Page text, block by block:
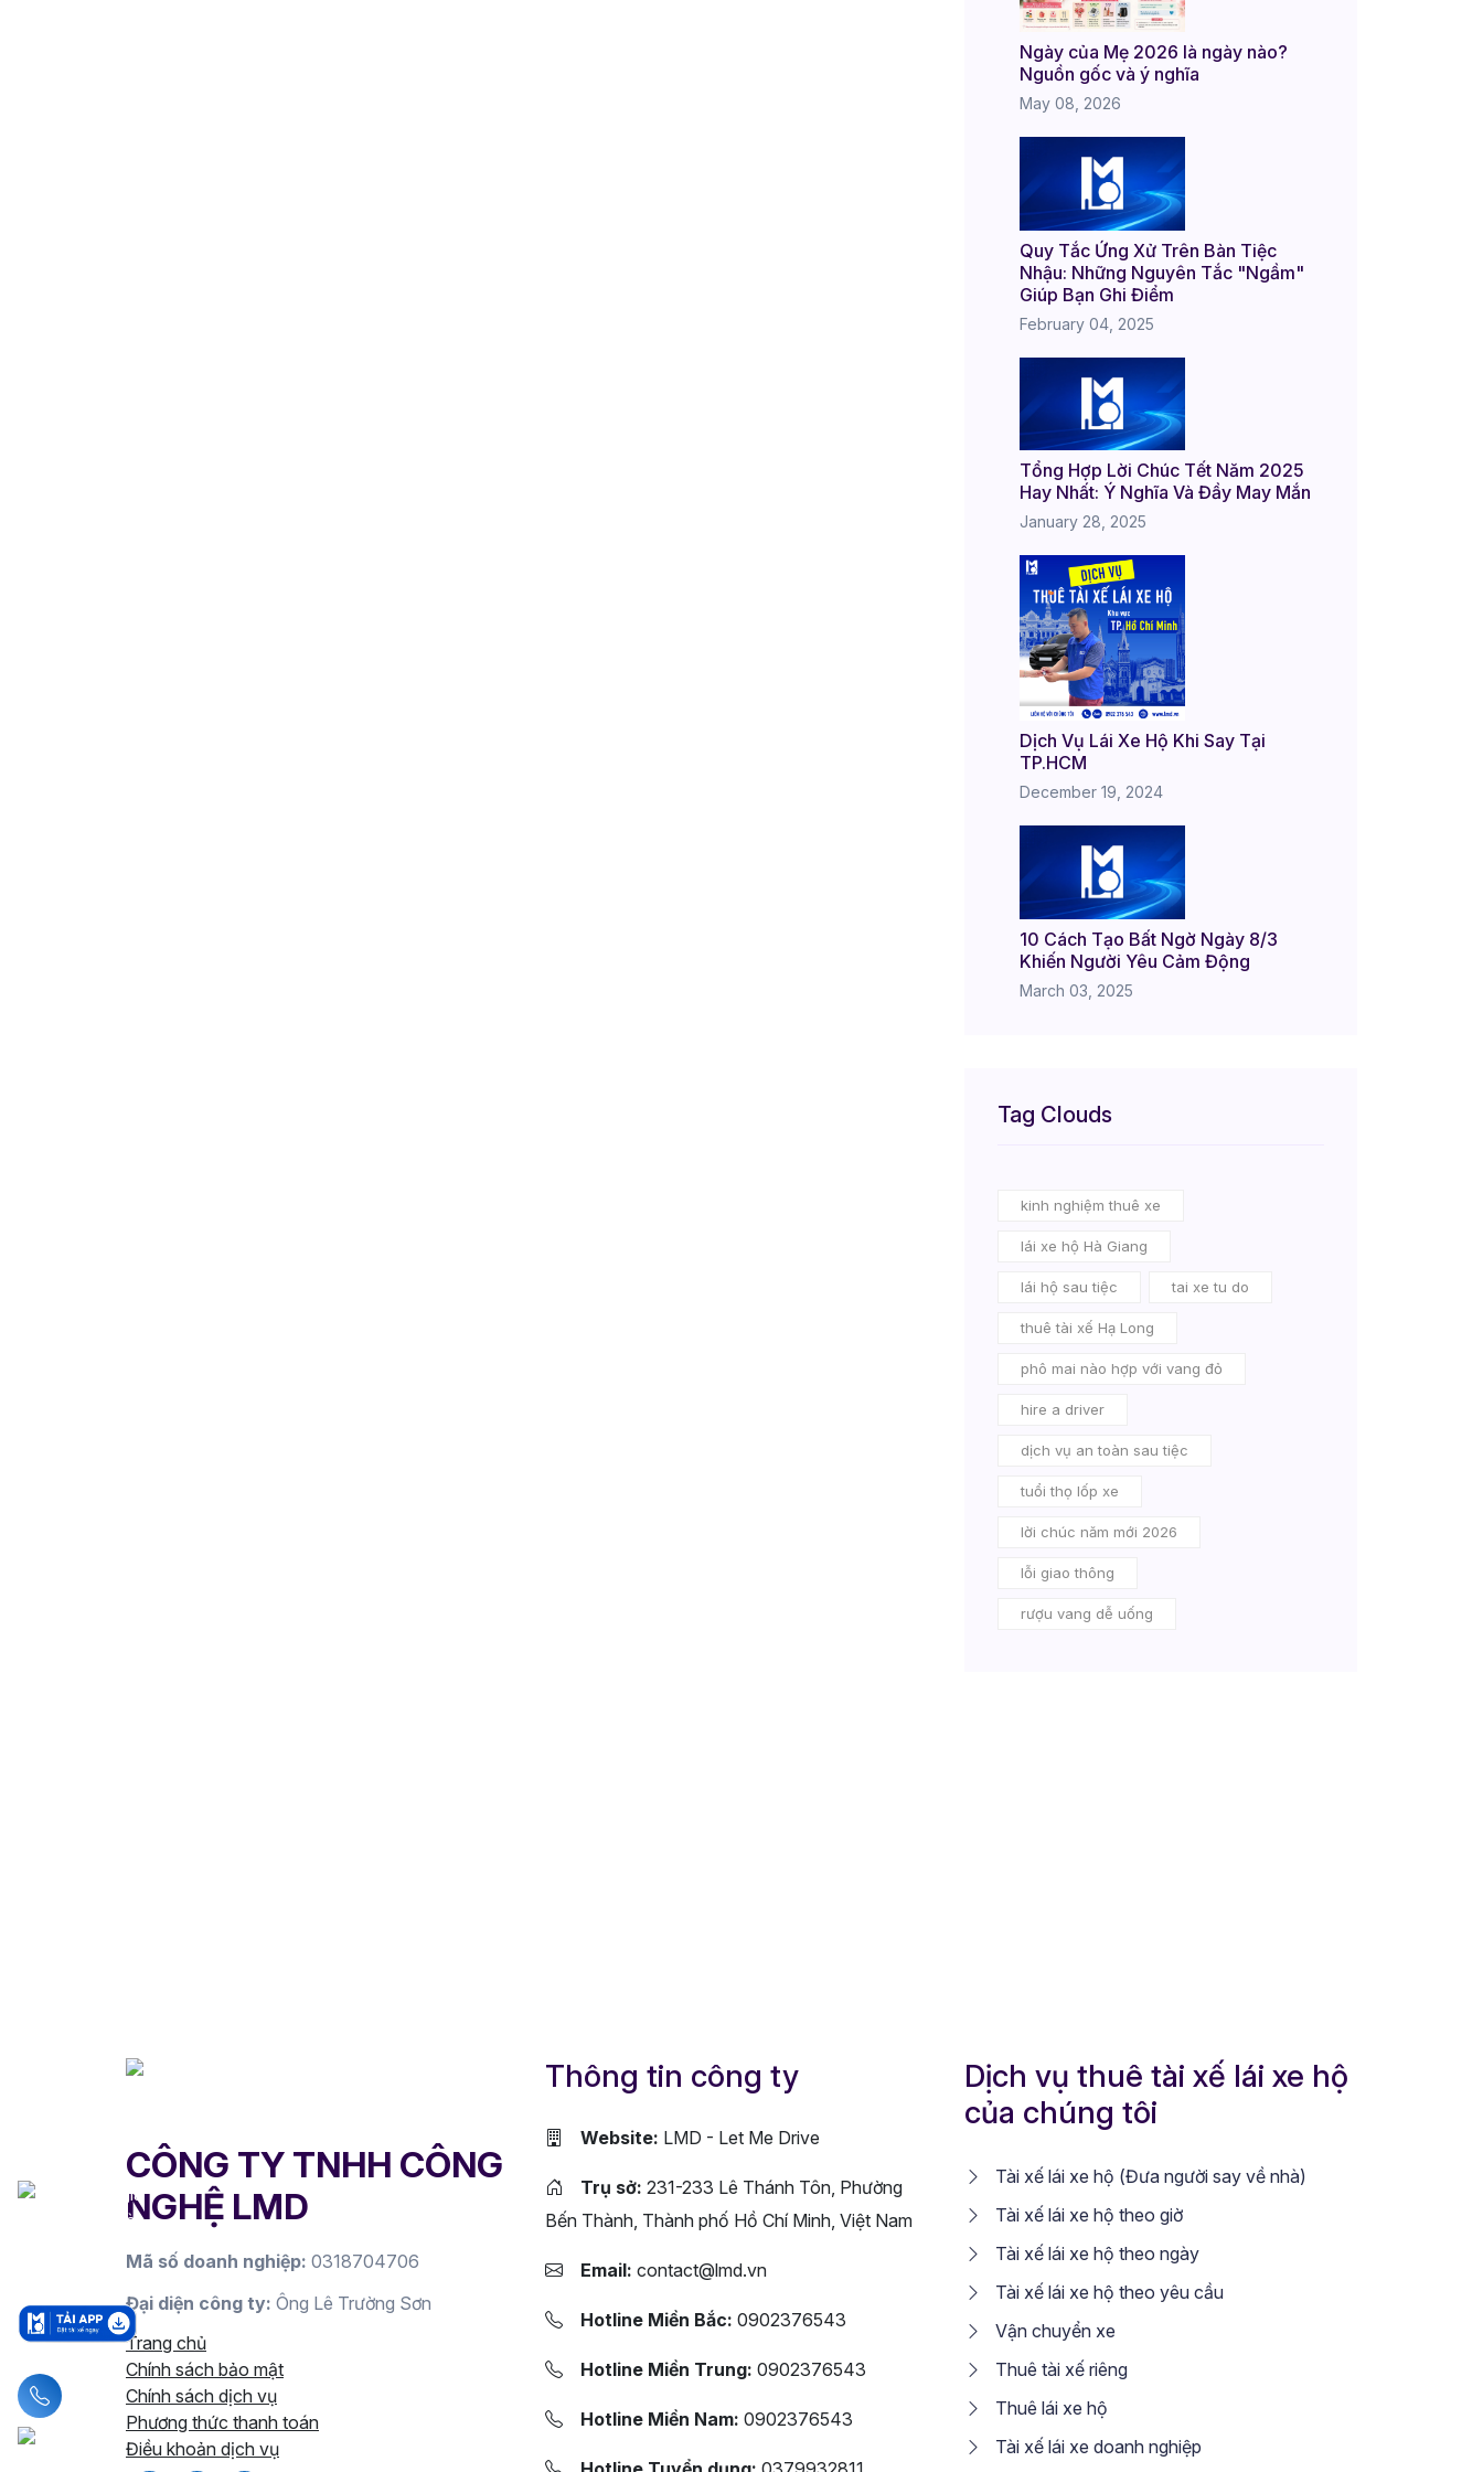
Ngày của Mẹ 2026 là ngày nào?
Nguồn gốc và ý nghĩa
May 08, 2026
Quy Tắc Ứng Xử Trên Bàn Tiệc
Nhậu: Những Nguyên Tắc "Ngầm"
Giúp Bạn Ghi Điểm
February 04, 2025
Tổng Hợp Lời Chúc Tết Năm 2025
Hay Nhất: Ý Nghĩa Và Đầy May Mắn
January 28, 2025
Dịch Vụ Lái Xe Hộ Khi Say Tại
TP.HCM
December 19, 2024
10 Cách Tạo Bất Ngờ Ngày 8/3
Khiến Người Yêu Cảm Động
March 03, 2025
Tag Clouds
kinh nghiệm thuê xe
lái xe hộ Hà Giang
lái hộ sau tiệc tai xe tu do
thuê tài xế Hạ Long
phô mai nào hợp với vang đỏ
hire a driver
dịch vụ an toàn sau tiệc
tuổi thọ lốp xe
lời chúc năm mới 2026
lỗi giao thông
rượu vang dễ uống
CÔNG TY TNHH CÔNG
NGHỆ LMD
Mã số doanh nghiệp: 0318704706
Đại diện công ty: Ông Lê Trường Sơn
Trang chủ
Chính sách bảo mật
Chính sách dịch vụ
Phương thức thanh toán
Điều khoản dịch vụ
Thông tin công ty
Website: LMD - Let Me Drive
Trụ sở: 231-233 Lê Thánh Tôn, Phường
Bến Thành, Thành phố Hồ Chí Minh, Việt Nam
Email: contact@lmd.vn
Hotline Miền Bắc: 0902376543
Hotline Miền Trung: 0902376543
Hotline Miền Nam: 0902376543
Dịch vụ thuê tài xế lái xe hộ
của chúng tôi
Tài xế lái xe hộ (Đưa người say về nhà)
Tài xế lái xe hộ theo giờ
Tài xế lái xe hộ theo ngày
Tài xế lái xe hộ theo yêu cầu
Vận chuyển xe
Thuê tài xế riêng
Thuê lái xe hộ
Tài xế lái xe doanh nghiệp
Liên hệ hotline